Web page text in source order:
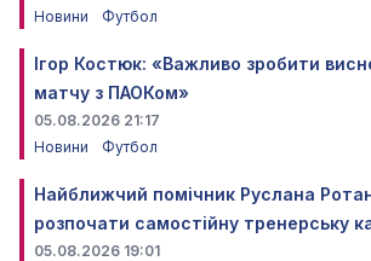
Новини
Футбол
Ігор Костюк: «Важливо зробити
матчу з ПАОКом»
05.08.2026 21:17
Новини
Футбол
Найближчий помічник Руслана
розпочати самостійну тренерську
05.08.2026 19:01